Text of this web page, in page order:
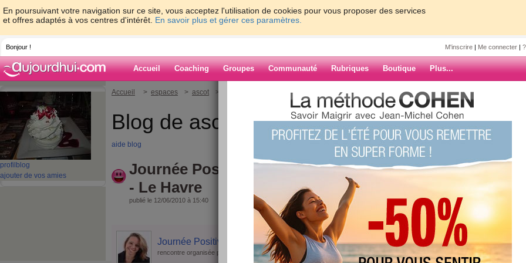
En poursuivant votre navigation sur ce site, vous acceptez l'utilisation de cookies pour vous proposer des services
et offres adaptés à vos centres d'intérêt. En savoir plus et gérer ces paramètres.
Bonjour ! M'inscrire | Me connecter |
Accueil Coaching Groupes Communauté Rubriques Boutique Plus...
profil blog
ajouter de vos amies
Accueil > espaces > ascot > Journée Positive d'aujourhui.com - Le Havre
Blog de ascot
aide blog
Journée Positive d'aujourhui.com
- Le Havre
publié le 12/06/2010 à 15:40
Journée Positive d'aujourhui.com - Le Havre
rencontre organisée par cecileneuville ARCHIVES